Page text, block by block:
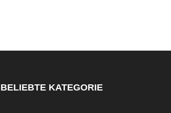
BELIEBTE KATEGORIE